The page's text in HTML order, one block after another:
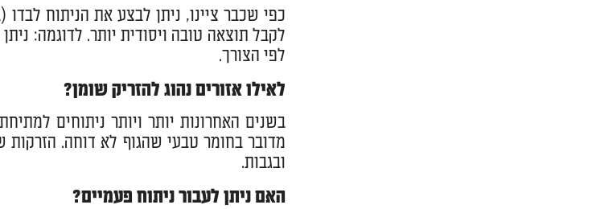
כפי שכבר ציינו, ניתן לבצע את הניתוח
לקבל תוצאה טובה ויסודית יותר. לדוגמה:
לפי הצורך.
לאילו אזורים נהוג להזריק שומן?
בשנים האחרונות יותר ויותר ניתוחים
מדובר בחומר טבעי שהגוף לא דוחה.
ובגבות.
האם ניתן לעבור ניתוח פעמיים?